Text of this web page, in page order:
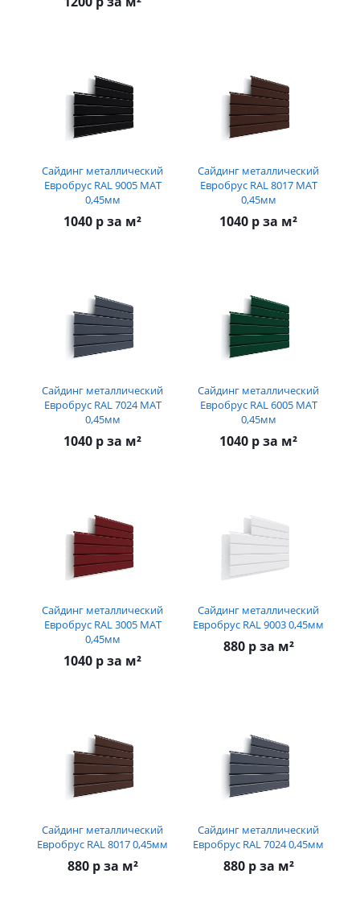
Сайдинг металлический
Евробрус RAL 9005 МАТ
0,45мм
1040 р за м²
Сайдинг металлический
Евробрус RAL 8017 МАТ
0,45мм
1040 р за м²
Сайдинг металлический
Евробрус RAL 7024 МАТ
0,45мм
1040 р за м²
Сайдинг металлический
Евробрус RAL 6005 МАТ
0,45мм
1040 р за м²
Сайдинг металлический
Евробрус RAL 3005 МАТ
0,45мм
1040 р за м²
Сайдинг металлический
Евробрус RAL 9003 0,45мм
880 р за м²
Сайдинг металлический
Евробрус RAL 8017 0,45мм
880 р за м²
Сайдинг металлический
Евробрус RAL 7024 0,45мм
880 р за м²